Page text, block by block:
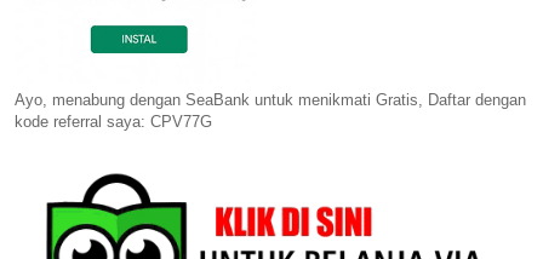
Ayo, menabung dengan SeaBank untuk menikmati Gratis, Daftar dengan
kode referral saya: CPV77G